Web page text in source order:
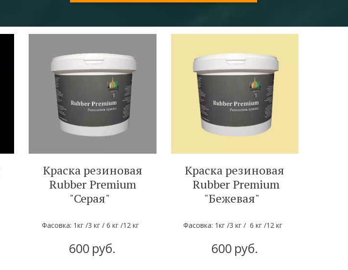
Краска резиновая
Rubber Premium
"Серая"
Фасовка: 1кг /3 кг / 6 кг /12 кг
600 руб.
Краска резиновая
Rubber Premium
"Бежевая"
Фасовка: 1кг /3 кг / 6 кг /12 кг
600 руб.